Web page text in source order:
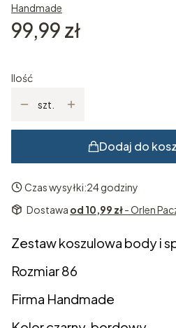
Handmade
Cena
99,99 zł
Ilość
szt.
Dodaj do
Czas wysyłki:24 godziny
Dostawa od 10,99 zł- Orlen
Zestaw koszulowa body i
Rozmiar 86
Firma Handmade